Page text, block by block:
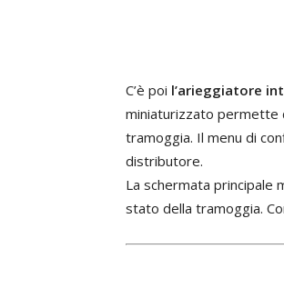
C’è poi l’arieggiatore
miniaturizzato permette
tramoggia. Il menu di
distributore.
La schermata
stato della tramoggia.